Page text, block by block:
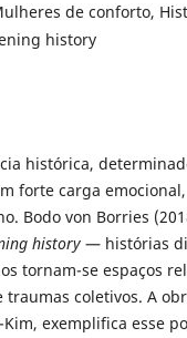
de conforto,
history
histórica,
forte carga
Bodo von Borries
history— histórias
tornam-se espaços
traumas coletivos. A
Kim, exemplifica esse